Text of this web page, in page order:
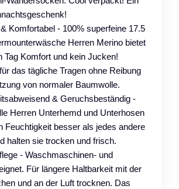
Komfortabel - 100% superfeine 17.5
Herren Merino bietet
Tag Komfort und kein Jucken!
das tägliche Tragen ohne Reibung
von normaler Baumwolle.
& Geruchsbeständig -
Herren Unterhemd und Unterhosen
Feuchtigkeit besser als jedes andere
halten sie trocken und frisch.
- Waschmaschinen- und
Für längere Haltbarkeit mit der
und an der Luft trocknen. Das